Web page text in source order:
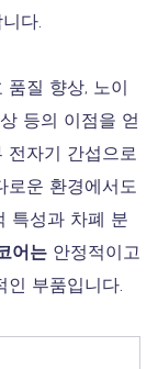
다.
품질 향상, 노이
등의 이점을 얻
전자기 간섭으로
로운 환경에서도
특성과 차폐 분
어는 안정적이고
인 부품입니다.